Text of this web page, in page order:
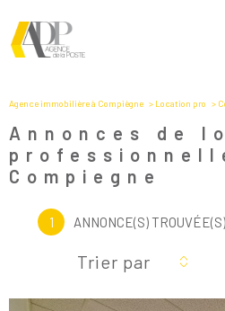
Agence immobilière à Compiègne Location pro
Annonces de
Compiegne
1 ANNONCE(S)
Trier par